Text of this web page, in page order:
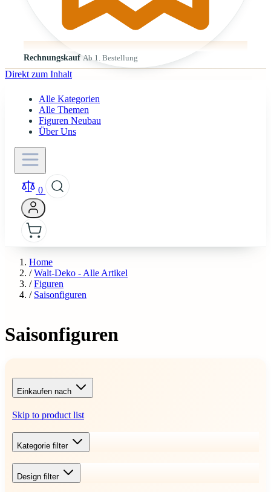
Rechnungskauf Ab 1. Bestellung
Direkt zum Inhalt
Alle Kategorien
Alle Themen
Figuren Neubau
Über Uns
0
Home
/ Walt-Deko - Alle Artikel
/ Figuren
/ Saisonfiguren
Saisonfiguren
Einkaufen nach
Skip to product list
Kategorie filter
Design filter